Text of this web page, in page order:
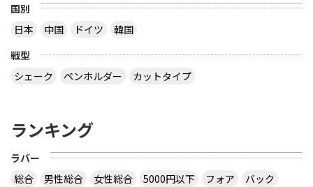
国別
日本
中国 ドイツ
韓国
戦型
シェーク
ペンホルダー カットタイプ
ランキング
ラバー
総合
男性総合 女性総合 5000円以下 フォア
バック